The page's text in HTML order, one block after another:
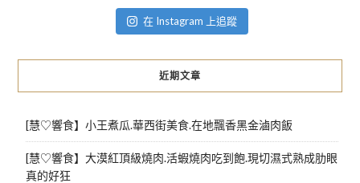
在 Instagram 上追蹤
近期文章
[慧♡響食】小王煮瓜.華西街美食.在地飄香黑金滷肉飯
[慧♡響食】大漠紅頂級燒肉.活蝦燒肉吃到飽.現切濕式熟成肋眼
真的好狂